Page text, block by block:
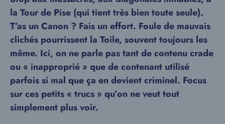
la Tour de Pise (qui tient très bien toute seule).
T’as un Canon ? Fais un effort. Foule de mauvais
clichés pourrissent la Toile, souvent toujours les
même. Ici, on ne parle pas tant de contenu crade
ou « inapproprié » que de contenant utilisé
parfois si mal que ça en devient criminel. Focus
sur ces petits « trucs » qu’on ne veut tout
simplement plus voir.